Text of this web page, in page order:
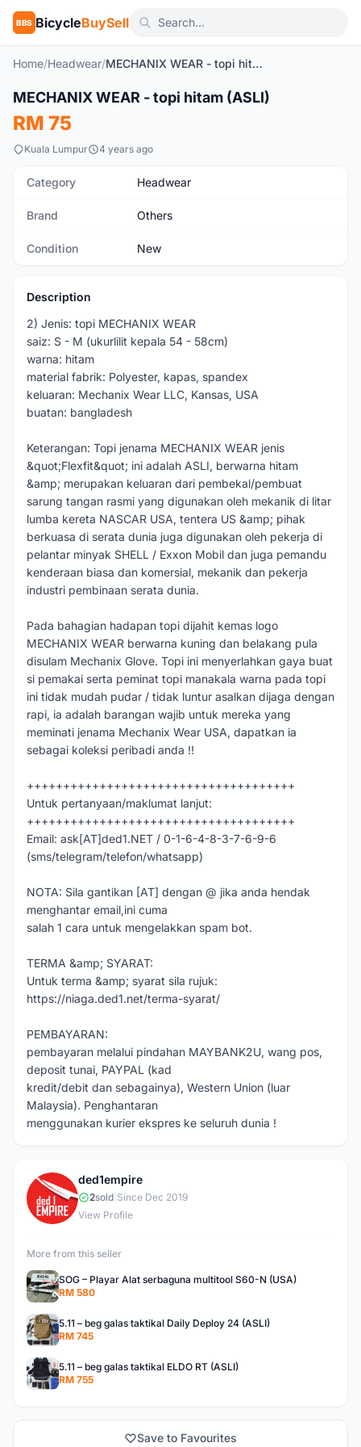
BBS BicycleBuySell
Home/Headwear/ MECHANIX WEAR - topi hitam (ASLI)
New
MECHANIX WEAR - topi hitam (ASLI)
RM 75
Kuala Lumpur 4 years ago
Category Headwear
Brand Others
Condition New
Description
2) Jenis: topi MECHANIX WEAR
saiz: S - M (ukurlilit kepala 54 - 58cm)
warna: hitam
material fabrik: Polyester, kapas, spandex
keluaran: Mechanix Wear LLC, Kansas, USA
buatan: bangladesh
Keterangan: Topi jenama MECHANIX WEAR jenis
&quot;Flexfit&quot; ini adalah ASLI, berwarna hitam
&amp; merupakan keluaran dari pembekal/pembuat
sarung tangan rasmi yang digunakan oleh mekanik di litar
lumba kereta NASCAR USA, tentera US &amp; pihak
berkuasa di serata dunia juga digunakan oleh pekerja di
pelantar minyak SHELL / Exxon Mobil dan juga pemandu
kenderaan biasa dan komersial, mekanik dan pekerja
industri pembinaan serata dunia.
Pada bahagian hadapan topi dijahit kemas logo
MECHANIX WEAR berwarna kuning dan belakang pula
disulam Mechanix Glove. Topi ini menyerlahkan gaya buat
si pemakai serta peminat topi manakala warna pada topi
ini tidak mudah pudar / tidak luntur asalkan dijaga dengan
rapi, ia adalah barangan wajib untuk mereka yang
meminati jenama Mechanix Wear USA, dapatkan ia
sebagai koleksi peribadi anda !!
+++++++++++++++++++++++++++++++++++++
Untuk pertanyaan/maklumat lanjut:
+++++++++++++++++++++++++++++++++++++
Email: ask[AT]ded1.NET / 0-1-6-4-8-3-7-6-9-6
(sms/telegram/telefon/whatsapp)
NOTA: Sila gantikan [AT] dengan @ jika anda hendak
menghantar email,ini cuma
salah 1 cara untuk mengelakkan spam bot.
TERMA &amp; SYARAT:
Untuk terma &amp; syarat sila rujuk:
https://niaga.ded1.net/terma-syarat/
PEMBAYARAN:
pembayaran melalui pindahan MAYBANK2U, wang pos,
deposit tunai, PAYPAL (kad
kredit/debit dan sebagainya), Western Union (luar
Malaysia). Penghantaran
menggunakan kurier ekspres ke seluruh dunia !
D
ded1empire
2sold Since Dec 2019
View Profile
More from this seller
SOG – Playar Alat serbaguna multitool S60-N (USA)
RM 580
5.11 – beg galas taktikal Daily Deploy 24 (ASLI)
RM 745
5.11 – beg galas taktikal ELDO RT (ASLI)
RM 755
Save to Favourites